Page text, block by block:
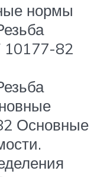
нормы
10177-82
Основные